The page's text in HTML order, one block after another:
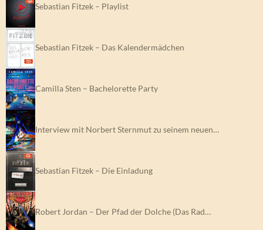
Sebastian Fitzek – Playlist
Sebastian Fitzek – Das Kalendermädchen
Camilla Sten – Bachelorette Party
Interview mit Norbert Sternmut zu seinem neuen…
Sebastian Fitzek – Die Einladung
Robert Jordan – Der Pfad der Dolche (Das Rad…